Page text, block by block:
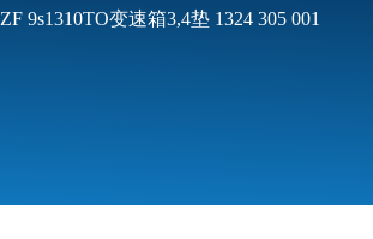
ZF 9s1310TO变速箱3,4垫 1324 305 001